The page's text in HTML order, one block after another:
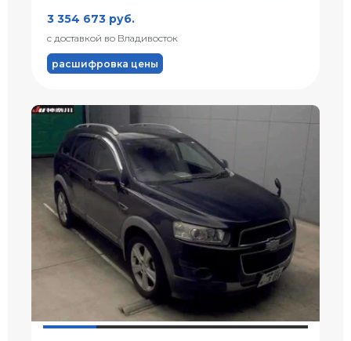
3 354 673 руб.
с доставкой во Владивосток
расшифровка цены